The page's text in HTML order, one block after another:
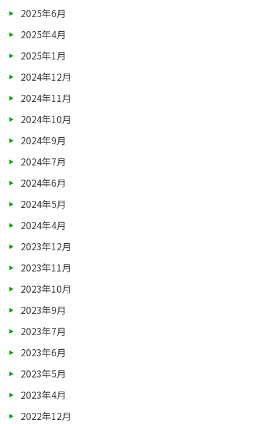
2025年6月
2025年4月
2025年1月
2024年12月
2024年11月
2024年10月
2024年9月
2024年7月
2024年6月
2024年5月
2024年4月
2023年12月
2023年11月
2023年10月
2023年9月
2023年7月
2023年6月
2023年5月
2023年4月
2022年12月